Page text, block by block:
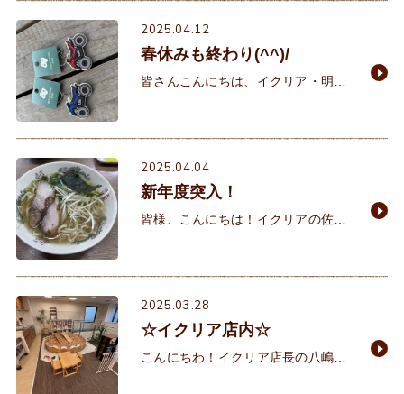
と、そんなに買っていないのにこの
値段？？とビックリしま
2025.04.12
春休みも終わり(^^)/
皆さんこんにちは、イクリア・明石
が並んでいて気持ちが高揚しますね
(^_-)-☆気温も徐々に暖かくな
2025.04.04
新年度突入！
皆様、こんにちは！イクリアの佐々
さんのこの季節。私は相変わらずラ
ーメンを食べてます（
2025.03.28
☆イクリア店内☆
こんにちわ！イクリア店長の八嶋で